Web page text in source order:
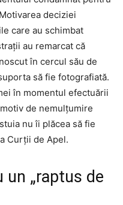
deciziei
care au schimbat
au remarcat că
în cercul său de
să fie fotografiată.
în momentul efectuării
de nemulţumire
nu îi plăcea să fie
Curții de Apel.
„raptus de